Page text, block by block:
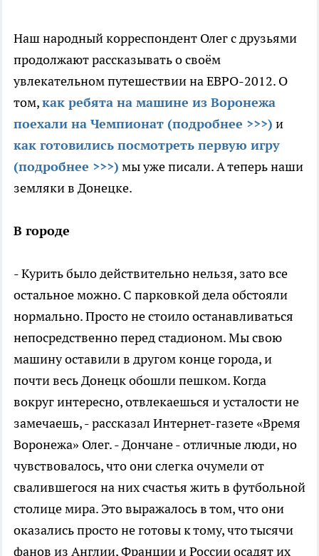
Наш народный корреспондент Олег с друзьями
продолжают рассказывать о своём
увлекательном путешествии на ЕВРО-2012. О
том,как ребята на машине из Воронежа
поехали на Чемпионат (подробнее >>>) и
как готовились посмотреть первую игру
(подробнее >>>) мы уже писали. А теперь наши
земляки в Донецке.
В городе
- Курить было действительно нельзя, зато все
остальное можно. С парковкой дела обстояли
нормально. Просто не стоило останавливаться
непосредственно перед стадионом. Мы свою
машину оставили в другом конце города, и
почти весь Донецк обошли пешком. Когда
вокруг интересно, отвлекаешься и усталости не
замечаешь, - рассказал Интернет-газете «Время
Воронежа» Олег. - Дончане - отличные люди, но
чувствовалось, что они слегка очумели от
свалившегося на них счастья жить в футбольной
столице мира. Это выражалось в том, что они
оказались просто не готовы к тому, что тысячи
фанов из Англии, Франции и России осадят их